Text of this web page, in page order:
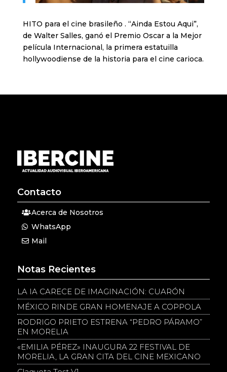
HITO para el cine brasileño . “Ainda Estou Aqui”,
de Walter Salles, ganó el Premio Oscar a la Mejor
película Internacional, la primera estatuilla
hollywoodiense de la historia para el cine carioca.
Contacto
Acerca de Nosotros
WhatsApp
Mail
Notas Recientes
LA IA CARECE DE IMAGINACIÓN: CUARÓN
MÉXICO RINDE GRAN HOMENAJE A COPPOLA
RODRIGO PRIETO ESTRENA “PEDRO PÁRAMO”
EN MORELIA
«EMILIA PÉREZ» INAUGURA 22 FESTIVAL DE
MORELIA, LA GRAN CITA DEL CINE MEXICANO